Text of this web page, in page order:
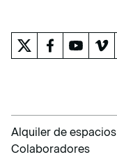
Alquiler de espacios
Colaboradores